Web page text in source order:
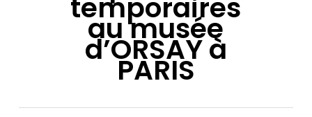
temporaires
au musée
d’ORSAY à
PARIS